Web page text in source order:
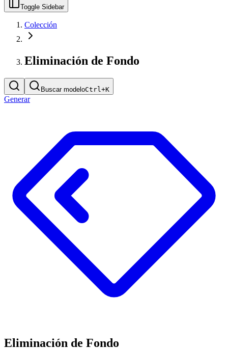
Toggle Sidebar
Colección
Eliminación de Fondo
Buscar modeloCtrl+K
Generar
Eliminación de Fondo